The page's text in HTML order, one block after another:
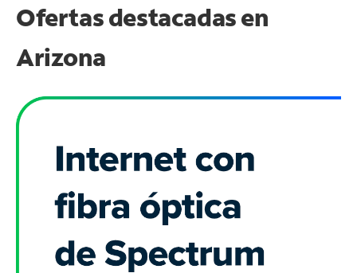
Ofertas destacadas en
Arizona